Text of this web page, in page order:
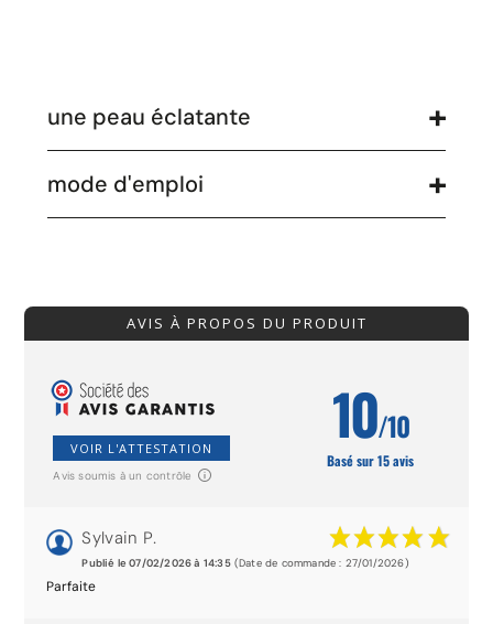
une peau éclatante
mode d'emploi
AVIS À PROPOS DU PRODUIT
VOIR L'ATTESTATION
Avis soumis à un contrôle
10/10
Basé sur 15 avis
Sylvain P.
Publié le 07/02/2026 à 14:35(Date de commande : 27/01/2026)
Parfaite